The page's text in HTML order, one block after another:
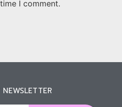
I comment.
NEWSLETTER